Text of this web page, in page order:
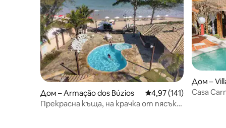
Дом – Armação dos Búzios Средна оценка: 4,97
4,97 (141)
Прекрасна къща, на крачка от пясъка
Дом –
Casa